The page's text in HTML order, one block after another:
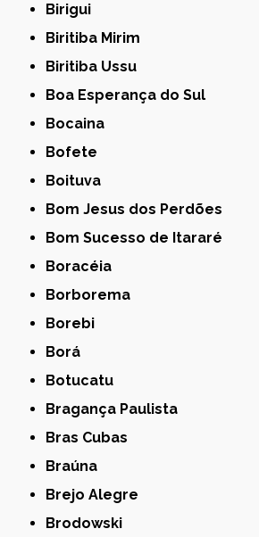
Birigui
Biritiba Mirim
Biritiba Ussu
Boa Esperança do Sul
Bocaina
Bofete
Boituva
Bom Jesus dos Perdões
Bom Sucesso de Itararé
Boracéia
Borborema
Borebi
Borá
Botucatu
Bragança Paulista
Bras Cubas
Braúna
Brejo Alegre
Brodowski